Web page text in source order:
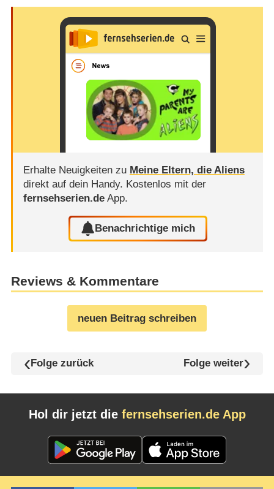
Erhalte Neuigkeiten zu Meine Eltern, die Aliens
direkt auf dein Handy. Kostenlos mit der
fernsehserien.deApp.
Benachrichtige mich
Reviews & Kommentare
neuen Beitrag schreiben
Folge zurück Folge weiter
Hol dir jetzt die fernsehserien.de App